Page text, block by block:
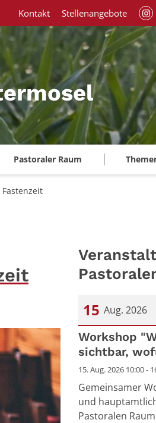
Pastoraler Raum
Kontakt Stellenangebote
15 Aug. 2026
Datum: 15.
Workshop
sichtbar,
15. Aug. 2026 10:00 -
Gemeinsamer
und
Pastoralen